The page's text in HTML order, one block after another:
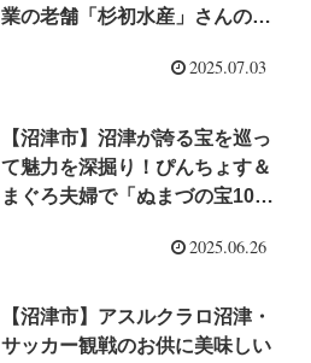
業の老舗「杉初水産」さんの肉
バサンドやメンチカツ【アスル
2025.07.03
【沼津市】沼津が誇る宝を巡っ
て魅力を深掘り！ぴんちょす＆
まぐろ夫婦で「ぬまづの宝100
2025.06.26
【沼津市】アスルクラロ沼津・
サッカー観戦のお供に美味しい